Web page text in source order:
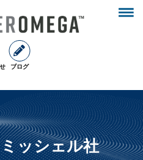
ブログ
ッシェル社